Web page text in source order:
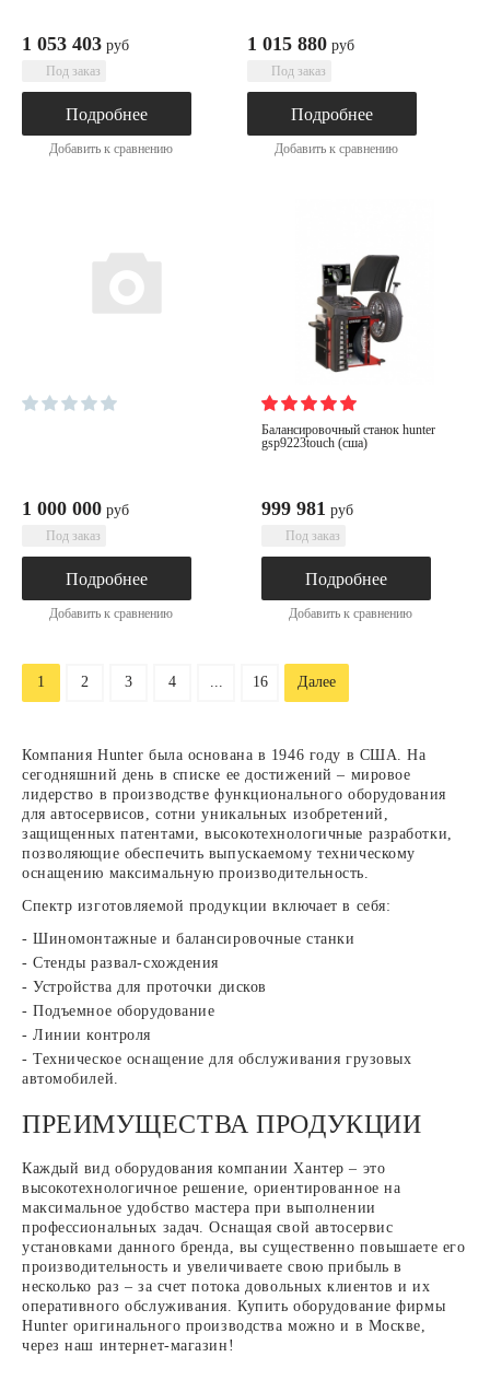
1 053 403 руб
Под заказ
Подробнее
Добавить к сравнению
1 015 880 руб
Под заказ
Подробнее
Добавить к сравнению
1 000 000 руб
Под заказ
Подробнее
Добавить к сравнению
балансировочный станок hunter
gsp9223touch (сша)
999 981 руб
Под заказ
Подробнее
Добавить к сравнению
1 2 3 4 ... 16 Далее
Компания Hunter была основана в 1946 году в США. На
сегодняшний день в списке ее достижений – мировое
лидерство в производстве функционального оборудования
для автосервисов, сотни уникальных изобретений,
защищенных патентами, высокотехнологичные разработки,
позволяющие обеспечить выпускаемому техническому
оснащению максимальную производительность.
Спектр изготовляемой продукции включает в себя:
Шиномонтажные и балансировочные станки
Стенды развал-схождения
Устройства для проточки дисков
Подъемное оборудование
Линии контроля
Техническое оснащение для обслуживания грузовых
автомобилей.
ПРЕИМУЩЕСТВА ПРОДУКЦИИ
Каждый вид оборудования компании Хантер – это
высокотехнологичное решение, ориентированное на
максимальное удобство мастера при выполнении
профессиональных задач. Оснащая свой автосервис
установками данного бренда, вы существенно повышаете его
производительность и увеличиваете свою прибыль в
несколько раз – за счет потока довольных клиентов и их
оперативного обслуживания. Купить оборудование фирмы
Hunter оригинального производства можно и в Москве,
через наш интернет-магазин!